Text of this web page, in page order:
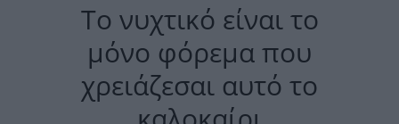
Το νυχτικό είναι το
μόνο φόρεμα που
χρειάζεσαι αυτό το